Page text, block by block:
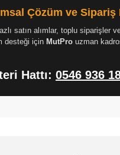
Çözüm ve Sipariş
satın alımlar, toplu siparişler
desteği için MutPro uzman
Hattı: 0546 936